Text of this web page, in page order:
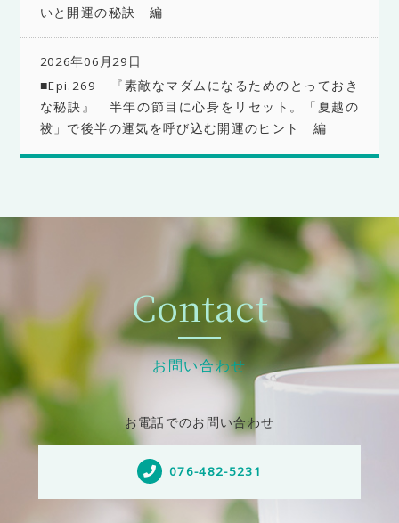
いと開運の秘訣 編
2026年06月29日
■Epi.269 『素敵なマダムになるためのとっておき
な秘訣』 半年の節目に心身をリセット。「夏越の
祓」で後半の運気を呼び込む開運のヒント 編
Contact
お問い合わせ
お電話でのお問い合わせ
076-482-5231